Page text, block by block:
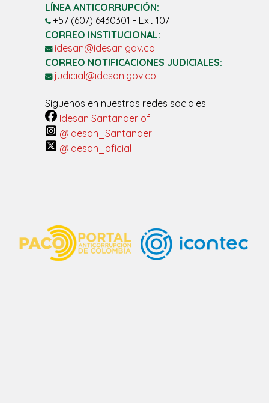
LÍNEA ANTICORRUPCIÓN:
+57 (607) 6430301 - Ext 107
CORREO INSTITUCIONAL:
idesan@idesan.gov.co
CORREO NOTIFICACIONES JUDICIALES:
judicial@idesan.gov.co
Síguenos en nuestras redes sociales:
Idesan Santander of
@Idesan_Santander
@Idesan_oficial